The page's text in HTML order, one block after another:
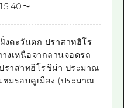
～
งตะวันตก ปราสาทฮิโร
งเหนือจากลานจอดรถ
ราสาทฮิโรชิม่า ประมาณ
ชมรอบคูเมือง (ประมาณ